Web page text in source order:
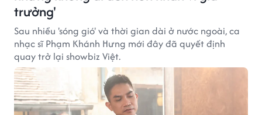
trưởng'
Sau nhiều 'sóng gió' và thời gian dài ở nước ngoài, ca
nhạc sĩ Phạm Khánh Hưng mới đây đã quyết định
quay trở lại showbiz Việt.